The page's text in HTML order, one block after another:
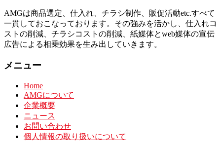
AMGは商品選定、仕入れ、チラシ制作、販促活動etc.すべて
一貫しておこなっております。その強みを活かし、仕入れコ
ストの削減、チラシコストの削減、紙媒体とweb媒体の宣伝
広告による相乗効果を生み出していきます。
メニュー
Home
AMGについて
企業概要
ニュース
お問い合わせ
個人情報の取り扱いについて